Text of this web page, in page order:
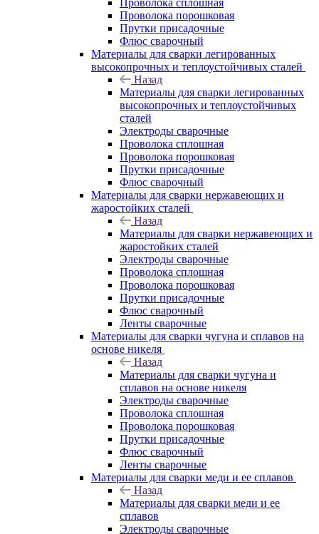
Проволока сплошная
Проволока порошковая
Прутки присадочные
Флюс сварочный
Материалы для сварки легированных
высокопрочных и теплоустойчивых сталей
Назад
Материалы для сварки легированных
высокопрочных и теплоустойчивых
сталей
Электроды сварочные
Проволока сплошная
Проволока порошковая
Прутки присадочные
Флюс сварочный
Материалы для сварки нержавеющих и
жаростойких сталей
Назад
Материалы для сварки нержавеющих и
жаростойких сталей
Электроды сварочные
Проволока сплошная
Проволока порошковая
Прутки присадочные
Флюс сварочный
Ленты сварочные
Материалы для сварки чугуна и сплавов на
основе никеля
Назад
Материалы для сварки чугуна и
сплавов на основе никеля
Электроды сварочные
Проволока сплошная
Проволока порошковая
Прутки присадочные
Флюс сварочный
Ленты сварочные
Материалы для сварки меди и ее сплавов
Назад
Материалы для сварки меди и ее
сплавов
Электроды сварочные